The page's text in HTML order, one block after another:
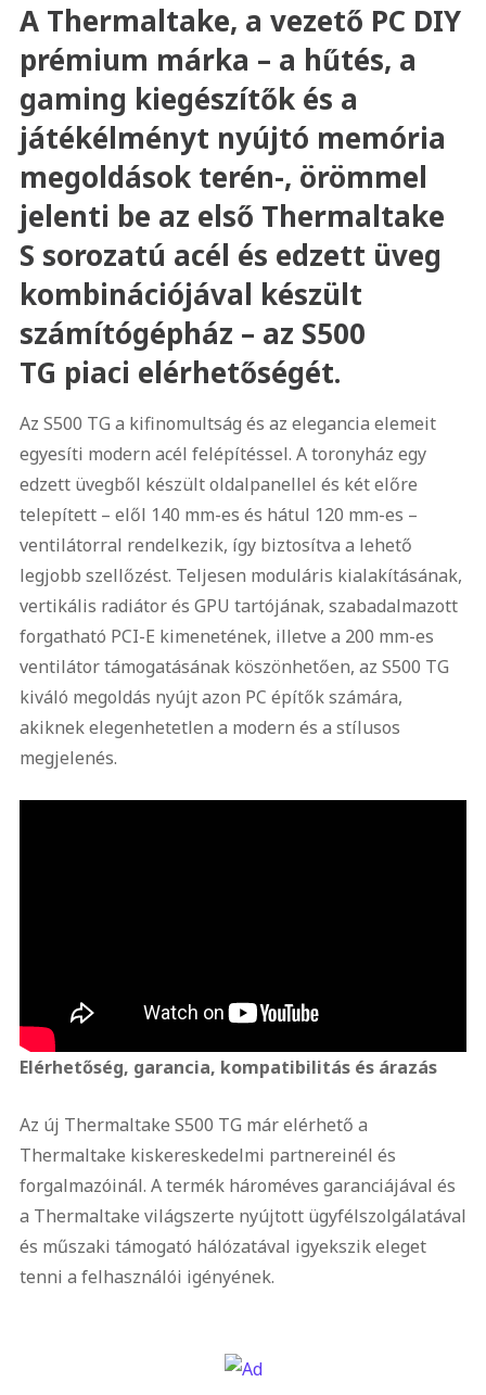
A Thermaltake, a vezető PC DIY
prémium márka – a hűtés, a
gaming kiegészítők és a
játékélményt nyújtó memória
megoldások terén-, örömmel
jelenti be az első Thermaltake
S sorozatú acél és edzett üveg
kombinációjával készült
számítógépház – az S500
TG piaci elérhetőségét.
Az S500 TG a kifinomultság és az elegancia elemeit
egyesíti modern acél felépítéssel. A toronyház egy
edzett üvegből készült oldalpanellel és két előre
telepített – elől 140 mm-es és hátul 120 mm-es –
ventilátorral rendelkezik, így biztosítva a lehető
legjobb szellőzést. Teljesen moduláris kialakításának,
vertikális radiátor és GPU tartójának, szabadalmazott
forgatható PCI-E kimenetének, illetve a 200 mm-es
ventilátor támogatásának köszönhetően, az S500 TG
kiváló megoldás nyújt azon PC építők számára,
akiknek elegenhetetlen a modern és a stílusos
megjelenés.
Elérhetőség, garancia, kompatibilitás és árazás
Az új Thermaltake S500 TG már elérhető a
Thermaltake kiskereskedelmi partnereinél és
forgalmazóinál. A termék hároméves garanciájával és
a Thermaltake világszerte nyújtott ügyfélszolgálatával
és műszaki támogató hálózatával igyekszik eleget
tenni a felhasználói igényének.